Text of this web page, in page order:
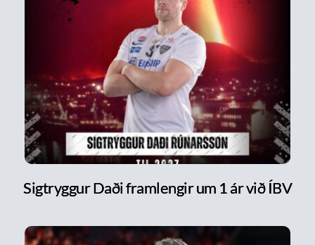
Sigtryggur Daði framlengir um 1 ár við ÍBV